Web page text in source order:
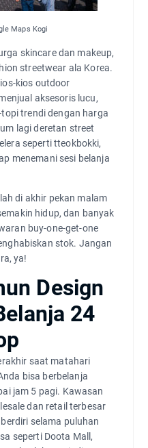
Maps Kogi
skincare dan makeup,
streetwear ala Korea.
kios outdoor
aksesoris lucu,
trendi dengan harga
lagi deretan street
seperti tteokbokki,
menemani sesi belanja
di akhir pekan malam
hidup, dan banyak
buy-one-get-one
stok. Jangan
ya!
Design
24
saat matahari
bisa berbelanja
jam 5 pagi. Kawasan
dan retail terbesar
selama puluhan
seperti Doota Mall,